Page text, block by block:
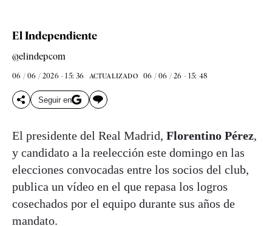
El Independiente
@elindepcom
06 / 06 / 2026 - 15: 36 ACTUALIZADO 06 / 06 / 26 - 15: 48
Seguir en
El presidente del Real Madrid, Florentino Pérez,
y candidato a la reelección este domingo en las
elecciones convocadas entre los socios del club,
publica un vídeo en el que repasa los logros
cosechados por el equipo durante sus años de
mandato.